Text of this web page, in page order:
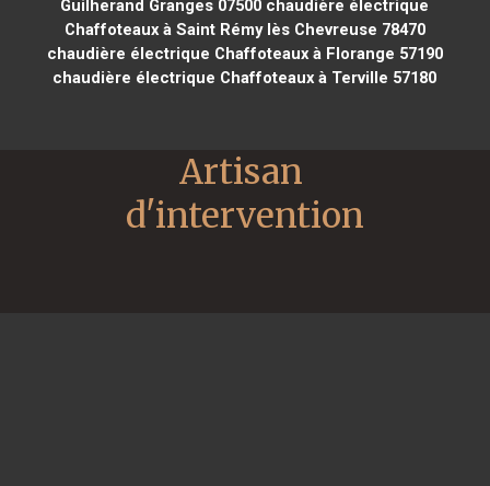
Guilherand Granges 07500 chaudière électrique
Chaffoteaux à Saint Rémy lès Chevreuse 78470
chaudière électrique Chaffoteaux à Florange 57190
chaudière électrique Chaffoteaux à Terville 57180
Artisan
d'intervention